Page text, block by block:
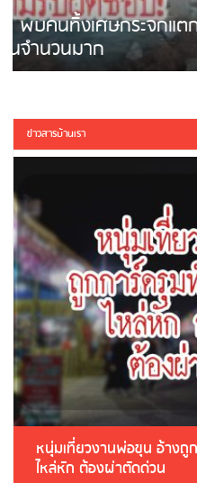
ชาวผาลั้ง โวย ไร้หน่
จัดการกันเอง
ข่าวสารบ้านเรา
หนุ่มเที่ยวงานพ่อขุน อ้างถู
ไหล่หัก ต้องผ่าตัดด่วน